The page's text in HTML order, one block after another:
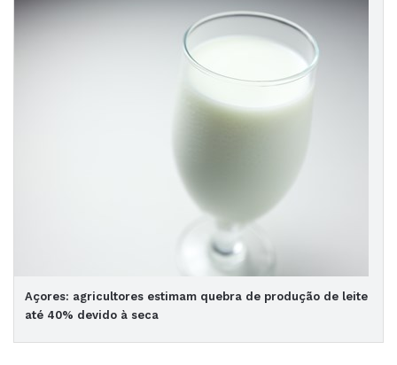
Açores: agricultores estimam quebra de produção de leite
até 40% devido à seca